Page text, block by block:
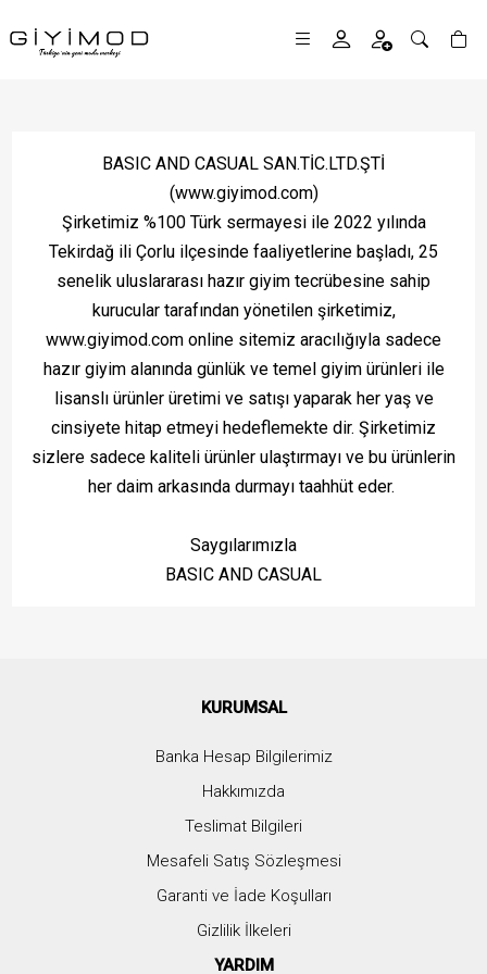
BASIC AND CASUAL SAN.TİC.LTD.ŞTİ
(www.giyimod.com)
Şirketimiz %100 Türk sermayesi ile 2022 yılında
Tekirdağ ili Çorlu ilçesinde faaliyetlerine başladı, 25
senelik uluslararası hazır giyim tecrübesine sahip
kurucular tarafından yönetilen şirketimiz,
www.giyimod.com online sitemiz aracılığıyla sadece
hazır giyim alanında günlük ve temel giyim ürünleri ile
lisanslı ürünler üretimi ve satışı yaparak her yaş ve
cinsiyete hitap etmeyi hedeflemekte dir. Şirketimiz
sizlere sadece kaliteli ürünler ulaştırmayı ve bu ürünlerin
her daim arkasında durmayı taahhüt eder.
Saygılarımızla
BASIC AND CASUAL
KURUMSAL
Banka Hesap Bilgilerimiz
Hakkımızda
Teslimat Bilgileri
Mesafeli Satış Sözleşmesi
Garanti ve İade Koşulları
Gizlilik İlkeleri
YARDIM